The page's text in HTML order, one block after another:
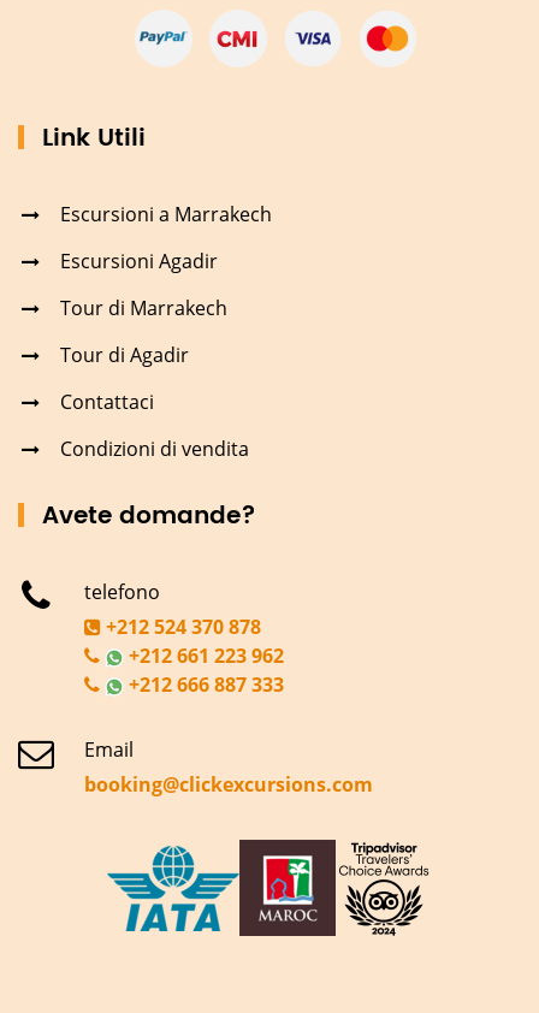
Link Utili
Escursioni a Marrakech
Escursioni Agadir
Tour di Marrakech
Tour di Agadir
Contattaci
Condizioni di vendita
Avete domande?
telefono
+212 524 370 878
+212 661 223 962
+212 666 887 333
Email
booking@clickexcursions.com